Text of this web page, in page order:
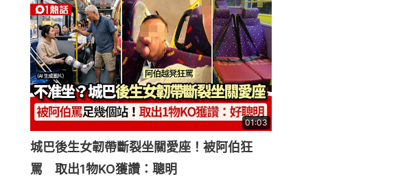
01:03
城巴後生女韌帶斷裂坐關愛座！被阿伯狂
罵 取出1物KO獲讚：聰明